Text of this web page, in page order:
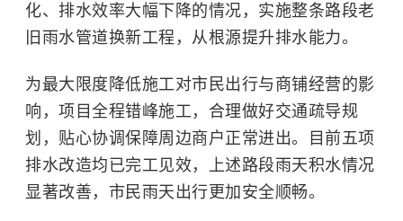
化、排水效率大幅下降的情况，实施整条路段老
旧雨水管道换新工程，从根源提升排水能力。
为最大限度降低施工对市民出行与商铺经营的影
响，项目全程错峰施工，合理做好交通疏导规
划，贴心协调保障周边商户正常进出。目前五项
排水改造均已完工见效，上述路段雨天积水情况
显著改善，市民雨天出行更加安全顺畅。